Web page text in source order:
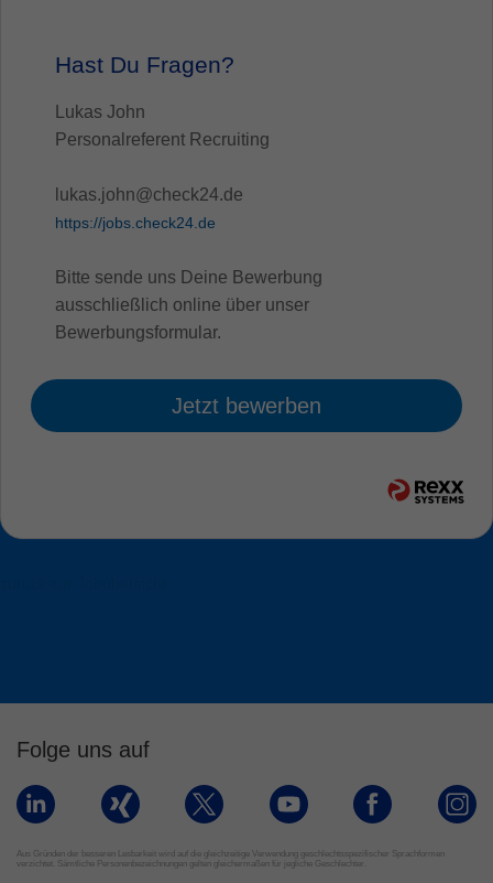
Hast Du Fragen?
Lukas John
Personalreferent Recruiting
lukas.john@check24.de
https://jobs.check24.de
Bitte sende uns Deine Bewerbung
ausschließlich online über unser
Bewerbungsformular.
Jetzt bewerben
Folge uns auf
Aus Gründen der besseren Lesbarkeit wird auf die gleichzeitige Verwendung geschlechtsspezifischer Sprachformen
verzichtet. Sämtliche Personenbezeichnungen gelten gleichermaßen für jegliche Geschlechter.